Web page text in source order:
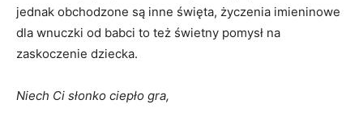
jednak obchodzone są inne święta, życzenia imieninowe
dla wnuczki od babci to też świetny pomysł na
zaskoczenie dziecka.
Niech Ci słonko ciepło gra,